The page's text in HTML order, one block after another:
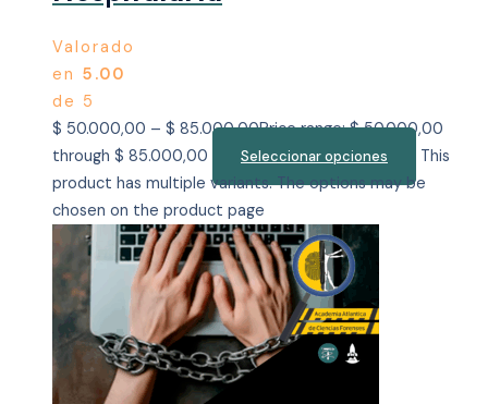
Valorado
en 5.00
de 5
$ 50.000,00 – $ 85.000,00Price range: $ 50.000,00
through $ 85.000,00
Seleccionar opciones
This
product has multiple variants. The options may be
chosen on the product page